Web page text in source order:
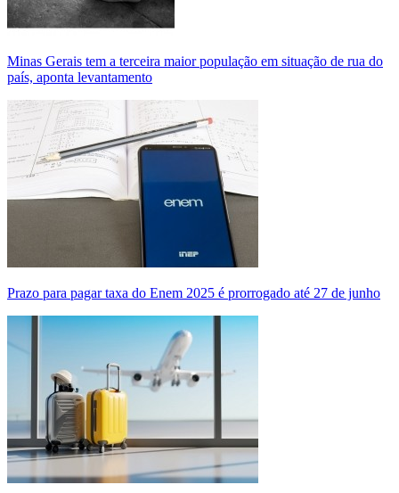
Minas Gerais tem a terceira maior população em situação de rua do
país, aponta levantamento
Prazo para pagar taxa do Enem 2025 é prorrogado até 27 de junho